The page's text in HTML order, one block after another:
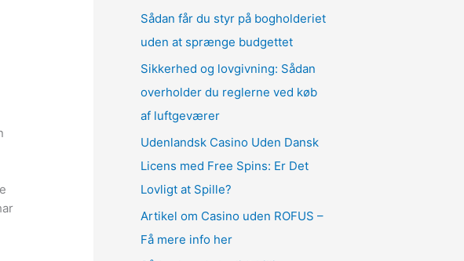
Sådan får du styr på bogholderiet
uden at sprænge budgettet
Sikkerhed og lovgivning: Sådan
overholder du reglerne ved køb
af luftgeværer
Udenlandsk Casino Uden Dansk
Licens med Free Spins: Er Det
Lovligt at Spille?
Artikel om Casino uden ROFUS –
Få mere info her